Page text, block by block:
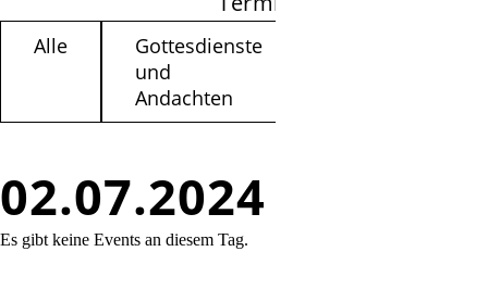
02.07.2024
Alle
Gottesdienste
und
Andachten
Es gibt keine Events an diesem Tag.